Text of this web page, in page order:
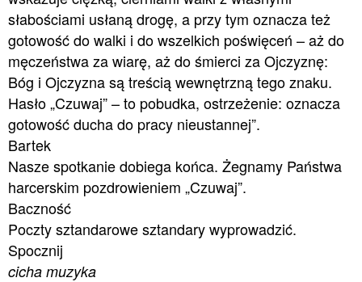
słabościami usłaną drogę, a przy tym oznacza też
gotowość do walki i do wszelkich poświęceń – aż do
męczeństwa za wiarę, aż do śmierci za Ojczyznę:
Bóg i Ojczyzna są treścią wewnętrzną tego znaku.
Hasło „Czuwaj” – to pobudka, ostrzeżenie: oznacza
gotowość ducha do pracy nieustannej”.
Bartek
Nasze spotkanie dobiega końca. Żegnamy Państwa
harcerskim pozdrowieniem „Czuwaj”.
Baczność
Poczty sztandarowe sztandary wyprowadzić.
Spocznij
cicha muzyka